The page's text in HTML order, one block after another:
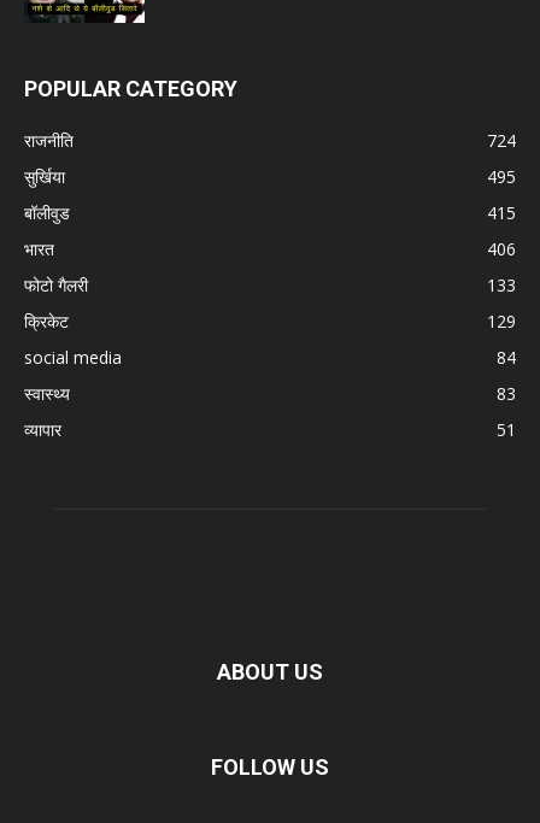
POPULAR CATEGORY
राजनीति
724
सुर्खिया
495
बॉलीवुड
415
भारत
406
फोटो गैलरी
133
क्रिकेट
129
social media
84
स्वास्थ्य
83
व्यापार
51
ABOUT US
FOLLOW US